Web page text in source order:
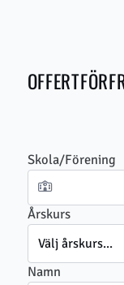
Skola/Förening
Årskurs
Namn